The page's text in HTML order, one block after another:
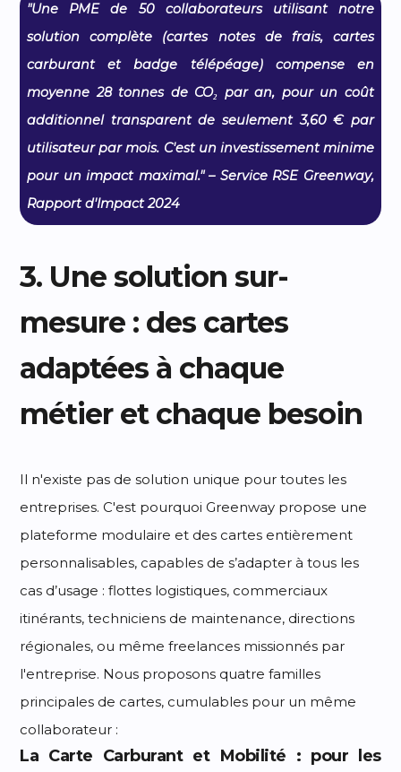
"Une PME de 50 collaborateurs utilisant notre
solution complète (cartes notes de frais, cartes
carburant et badge télépéage) compense en
moyenne 28 tonnes de CO₂ par an, pour un coût
additionnel transparent de seulement 3,60 € par
utilisateur par mois. C'est un investissement minime
pour un impact maximal." – Service RSE Greenway,
Rapport d'Impact 2024
3. Une solution sur-
mesure : des cartes
adaptées à chaque
métier et chaque besoin
Il n'existe pas de solution unique pour toutes les
entreprises. C'est pourquoi Greenway propose une
plateforme modulaire et des cartes entièrement
personnalisables, capables de s’adapter à tous les
cas d’usage : flottes logistiques, commerciaux
itinérants, techniciens de maintenance, directions
régionales, ou même freelances missionnés par
l'entreprise. Nous proposons quatre familles
principales de cartes, cumulables pour un même
collaborateur :
La Carte Carburant et Mobilité : pour les